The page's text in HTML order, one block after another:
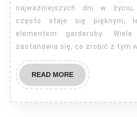
najważniejszych dni w
często staje się pięknym,
elementem garderoby. Wiele
zastanawia się, co zrobić z tym
READ MOREREAD
MORE